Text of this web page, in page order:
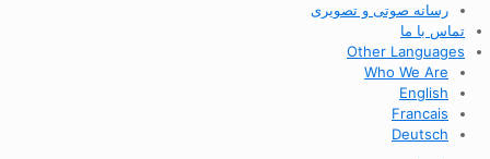
رسانه صوتی و تصویری
تماس با ما
Other Languages
Who We Are
English
Francais
Deutsch